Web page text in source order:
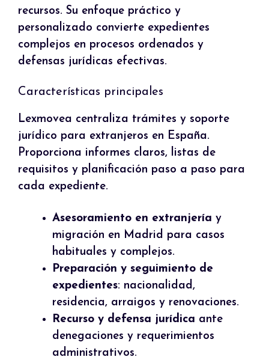
recursos. Su enfoque práctico y
personalizado convierte expedientes
complejos en procesos ordenados y
defensas jurídicas efectivas.
Características principales
Lexmovea centraliza trámites y soporte
jurídico para extranjeros en España.
Proporciona informes claros, listas de
requisitos y planificación paso a paso para
cada expediente.
Asesoramiento en extranjería y
migración en Madrid para casos
habituales y complejos.
Preparación y seguimiento de
expedientes: nacionalidad,
residencia, arraigos y renovaciones.
Recurso y defensa jurídica ante
denegaciones y requerimientos
administrativos.